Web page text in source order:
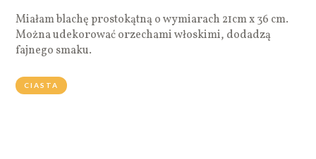
Miałam blachę prostokątną o wymiarach 21cm x 36 cm.
Można udekorować orzechami włoskimi, dodadzą
fajnego smaku.
CIASTA